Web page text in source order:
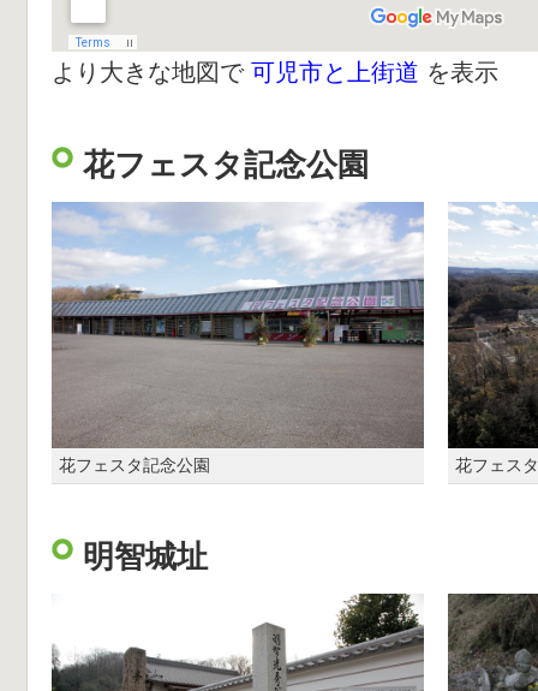
より大きな地図で 可児市と上街道 を表示
花フェスタ記念公園
花フェスタ記念公園 花フェス
明智城址